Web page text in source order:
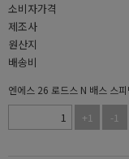
소비자가격
제조사
원산지
배송비
엔에스 26 로드스 N 배스 스
+1
-1